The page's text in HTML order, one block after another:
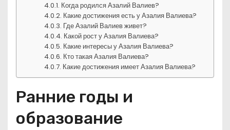
Когда родился Азалий Валиев?
Какие достижения есть у Азалия Валиева?
Где Азалий Валиев живет?
Какой рост у Азалия Валиева?
Какие интересы у Азалия Валиева?
Кто такая Азалия Валиева?
Какие достижения имеет Азалия Валиева?
Ранние годы и
образование